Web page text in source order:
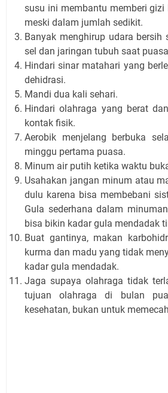
susu ini membantu memberi
meski dalam jumlah sedikit.
Banyak menghirup udara bersih
sel dan jaringan tubuh saat
Hindari sinar matahari yang
dehidrasi.
Mandi dua kali sehari.
Hindari olahraga yang berat
kontak fisik.
Aerobik menjelang berbuka
minggu pertama puasa.
Minum air putih ketika waktu
Usahakan jangan minum atau
dulu karena bisa membebani
Gula sederhana dalam
bisa bikin kadar gula mendadak
Buat gantinya, makan
kurma dan madu yang tidak
kadar gula mendadak.
Jaga supaya olahraga tidak
tujuan olahraga di bulan
kesehatan, bukan untuk